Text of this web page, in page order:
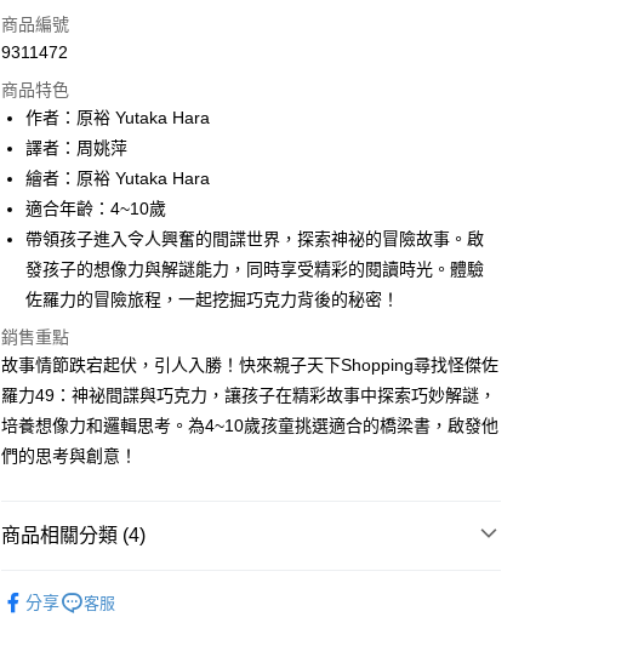
信用卡一次付款
Apple Pay
大哥付你分期
相關說明
【大哥付你分期使用說明】
1.本服務由台灣大哥大提供，台灣大哥大用戶可立即使用無須另外申請。
2.付款方式選擇「大哥付你分期」，訂單成立後會自動跳轉到大哥付的交易
流程，驗證手機門號後，選擇欲分期的期數、繳款截止日，確認付款後即
完成交易。
4.訂單成立30分鐘內，如未前往確認交易或遇審核未通過，訂單將自動取
消。如遇「轉專審核」未通過狀況，表示未達大哥付你分期系統評分，恕
【繳款方式說明】
1.分期款項不併入電信帳單，「大哥付你分期」於每月結算日後寄送繳費提
醒簡訊。
2.透過簡訊連結打開帳單後，可選擇「超商條碼／台灣大直營門市／銀行轉
【注意事項】
款買賣價金債權讓與本公司後，依約使用本公司帳單繳交帳款。
【關於「AFTEE先享後付」】
AFTEE先享後付是「在收到商品之後才付款」的支付方式。 讓您購物簡單
１．簡單：不需註冊會員、不需綁卡、不需儲值。
２．便利：只要手機號碼，簡訊認證，即可結帳。
３．安心：先確認商品／服務後，再付款。
【「AFTEE先享後付」結帳流程】
１．於結帳方式選擇「AFTEE先享後付」後，將跳轉至「AFTEE先享後
／ATM／網路銀行／等多元方式進行付款，方視為交易完成。
先享後付繳納相關費用。
ATM付款
運送方式
付款後全家取貨
每筆NT$70，滿NT$800(含以上)免運費
每筆NT$70，滿NT$800(含以上)免運費
每筆NT$70，滿NT$800(含以上)免運費
商品編號
9311472
商品特色
作者：原裕 Yutaka Hara
譯者：周姚萍
繪者：原裕 Yutaka Hara
適合年齡：4~10歲
帶領孩子進入令人興奮的間諜世界，探索神祕的冒險故事。啟
發孩子的想像力與解謎能力，同時享受精彩的閱讀時光。體驗
佐羅力的冒險旅程，一起挖掘巧克力背後的秘密！
銷售重點
故事情節跌宕起伏，引人入勝！快來親子天下Shopping尋找怪傑佐
羅力49：神祕間諜與巧克力，讓孩子在精彩故事中探索巧妙解謎，
培養想像力和邏輯思考。為4~10歲孩童挑選適合的橋梁書，啟發他
們的思考與創意！
商品相關分類 (4)
分享 客服